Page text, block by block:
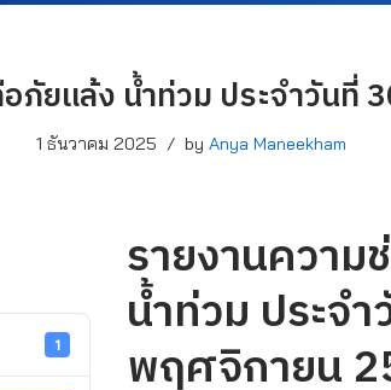
ภัยแล้ง น้ำท่วม ประจำวันที่
1 ธันวาคม 2025 by Anya Maneekham
1
รายงานความ
น้ำท่วม ประจ
พฤศจิกายน